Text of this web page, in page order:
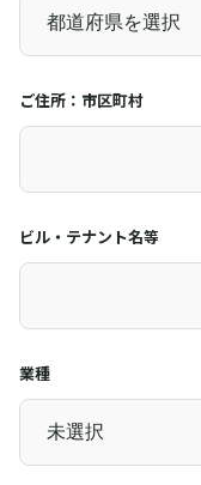
ご住所：市区町村
ビル・テナント名等
業種